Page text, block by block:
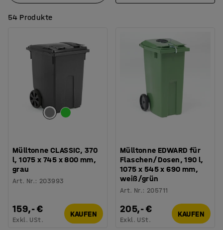
54 Produkte
Mülltonne CLASSIC, 370
l, 1075 x 745 x 800 mm,
grau
Art. Nr.: 203993
159,- €
Exkl. USt.
KAUFEN
Mülltonne EDWARD für
Flaschen/Dosen, 190 l,
1075 x 545 x 690 mm,
weiß/grün
Art. Nr.: 205711
205,- €
Exkl. USt.
KAUFEN